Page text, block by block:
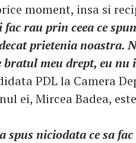
moment, insa si
rau prin ceea ce
prietenia noastra.
bratul meu drept, eu
PDL la Camera
ei, Mircea Badea,
spus niciodata ce sa